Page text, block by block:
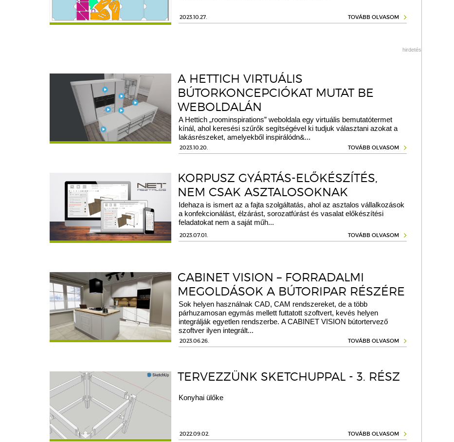
2023.10.27. TOVÁBB OLVASOM
hirdetés
A HETTICH VIRTUÁLIS
BÚTORKONCEPCIÓKAT MUTAT BE
WEBOLDALÁN
A Hettich „roominspirations” weboldala egy virtuális bemutatótermet
kínál, ahol keresési szűrők segítségével ki tudjuk választani azokat a
lakásrészeket, amelyekből inspirálódn&...
2023.10.20. TOVÁBB OLVASOM
KORPUSZ GYÁRTÁS-ELŐKÉSZÍTÉS,
NEM CSAK ASZTALOSOKNAK
Idehaza is ismert az a fajta szolgáltatás, ahol az asztalos vállalkozások
a konfekcionálást, élzárást, sorozatfúrást és vasalat előkészítési
feladatokat nem a saját műh...
2023.07.01. TOVÁBB OLVASOM
CABINET VISION – FORRADALMI
MEGOLDÁSOK A BÚTORIPAR RÉSZÉRE
Sok helyen használnak CAD, CAM rendszereket, de a több
párhuzamosan egymás mellett futtatott szoftvert, kevés helyen
integrálják egyetlen rendszerbe. A CABINET VISION bútortervező
szoftver ilyen integrált...
2023.06.26. TOVÁBB OLVASOM
TERVEZZÜNK SKETCHUPPAL - 3. RÉSZ
Konyhai ülőke
2022.09.02. TOVÁBB OLVASOM